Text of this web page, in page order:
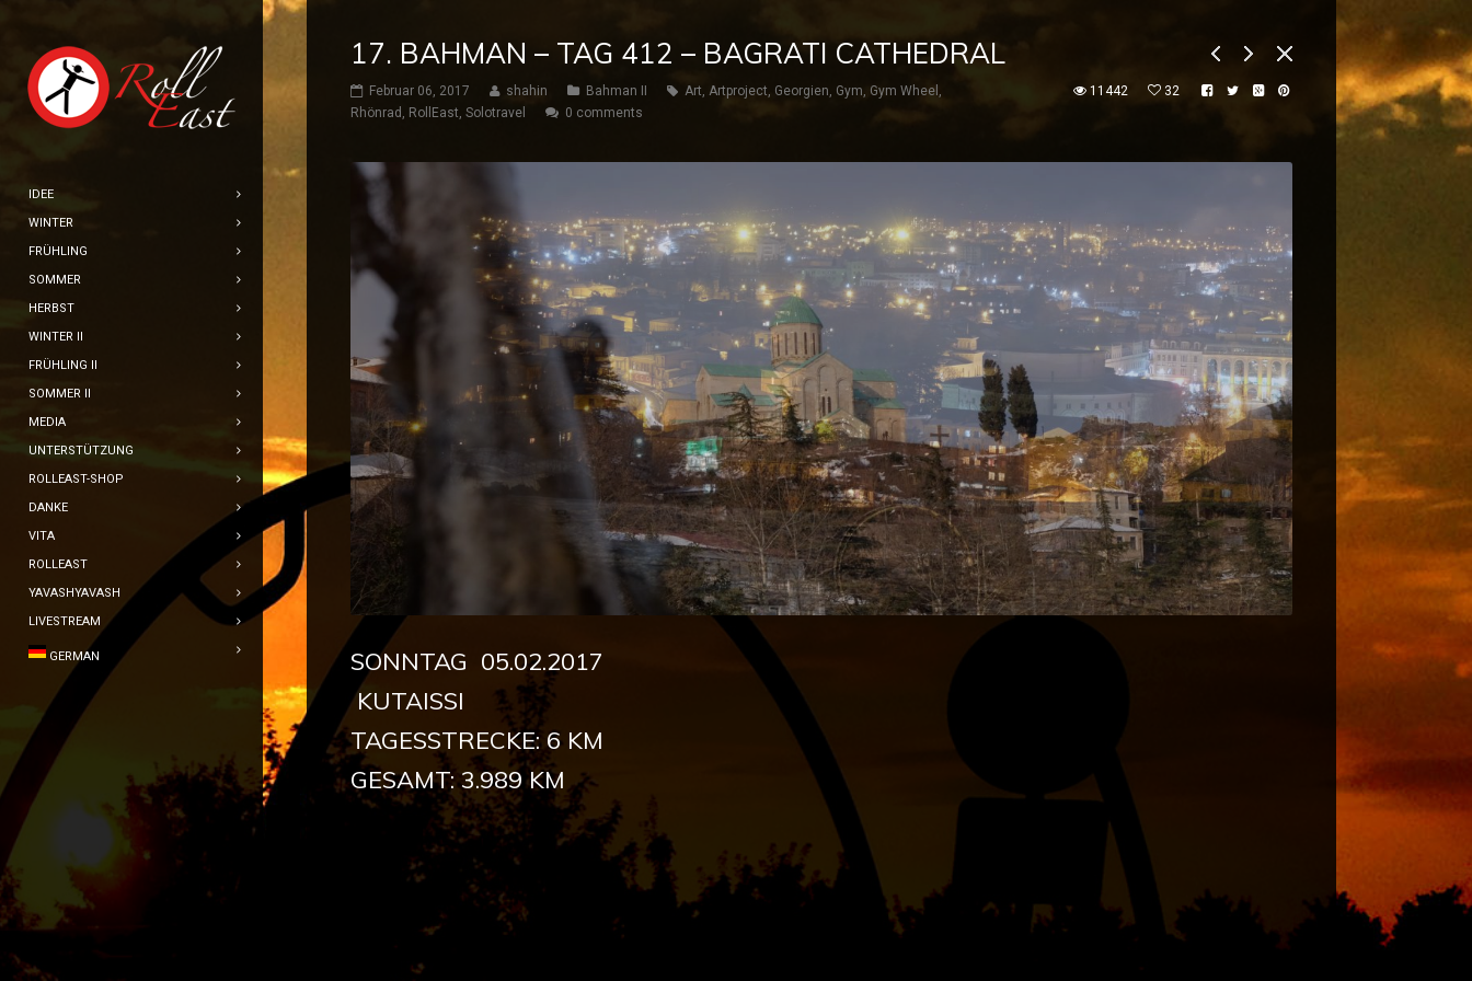
IDEE
WINTER
FRÜHLING
SOMMER
HERBST
WINTER II
FRÜHLING II
SOMMER II
MEDIA
UNTERSTÜTZUNG
ROLLEAST-SHOP
DANKE
VITA
ROLLEAST
YAVASHYAVASH
LIVESTREAM
GERMAN
17. BAHMAN – TAG 412 – BAGRATI CATHEDRAL
Februar 06, 2017 shahin Bahman II Art, Artproject, Georgien, Gym, Gym Wheel ,
Rhönrad , RollEast, Solotravel 0 comments
11442 32
SONNTAG 05.02.2017
KUTAISSI
TAGESSTRECKE: 6 KM
GESAMT: 3.989 KM